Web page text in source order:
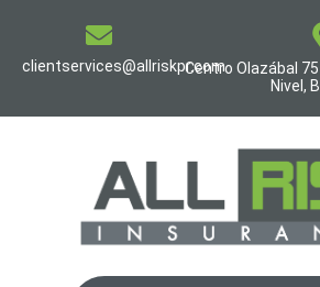
clientservices@allriskpr.comCentro Olazábal
Nivel,